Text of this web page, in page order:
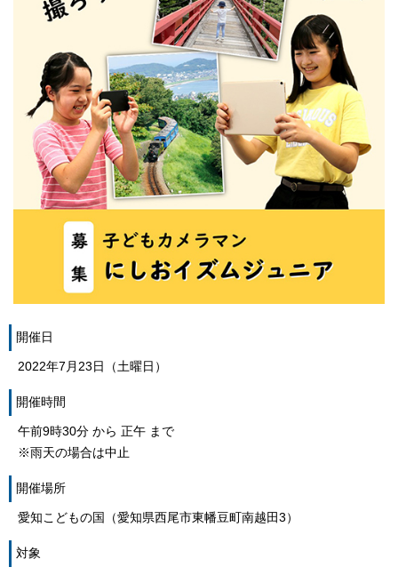
開催日
2022年7月23日（土曜日）
開催時間
午前9時30分 から 正午 まで
※雨天の場合は中止
開催場所
愛知こどもの国（愛知県西尾市東幡豆町南越田3）
対象